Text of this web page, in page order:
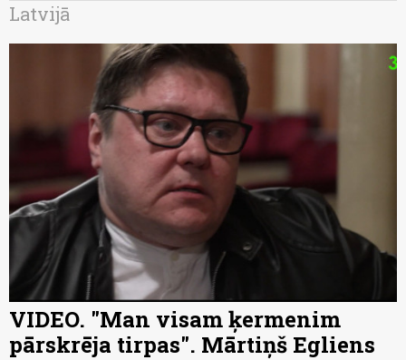
Latvijā
VIDEO. "Man visam ķermenim
pārskrēja tirpas". Mārtiņš Egliens